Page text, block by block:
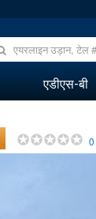
एडीएस-बी
0